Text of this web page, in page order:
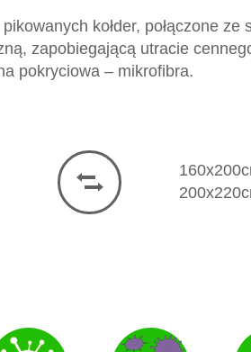
kołder, połączone ze
zapobiegającą utracie
pokryciowa – mikrofibra.